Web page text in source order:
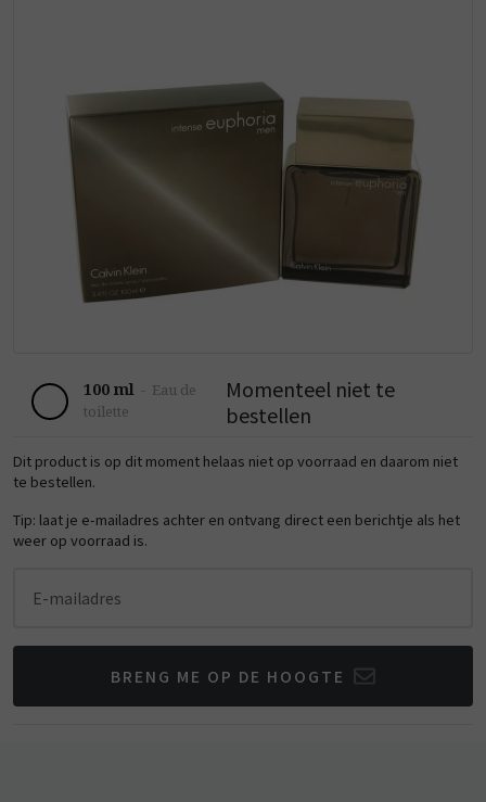
100 ml - Eau de
toilette
Momenteel niet te
bestellen
Dit product is op dit moment helaas niet op voorraad en daarom niet
te bestellen.
Tip: laat je e-mailadres achter en ontvang direct een berichtje als het
weer op voorraad is.
E-mailadres
BRENG ME OP DE HOOGTE